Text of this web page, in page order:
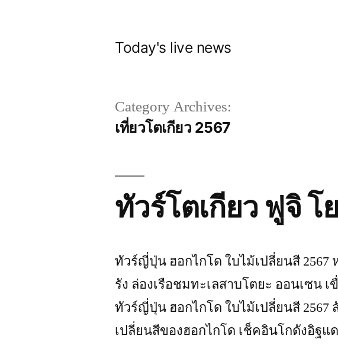
Today's live news
Category Archives:
เที่ยวโตเกียว 2567
ทัวร์โตเกียว ฟูจิ
ทัวร์ญี่ปุ่น ฮอกไกโด ใบไม้เปลี่ยนสี 2567
รัง ล่องเรือชมทะเลสาบโตยะ ออนเซน
ทัวร์ญี่ปุ่น ฮอกไกโด ใบไม้เปลี่ยนสี
เปลี่ยนสีของฮอกไกโด เช็คอินโกดังอิฐแ